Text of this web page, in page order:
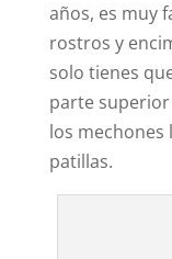
años, es muy
rostros y
solo tienes
parte superior
los mechones
patillas.